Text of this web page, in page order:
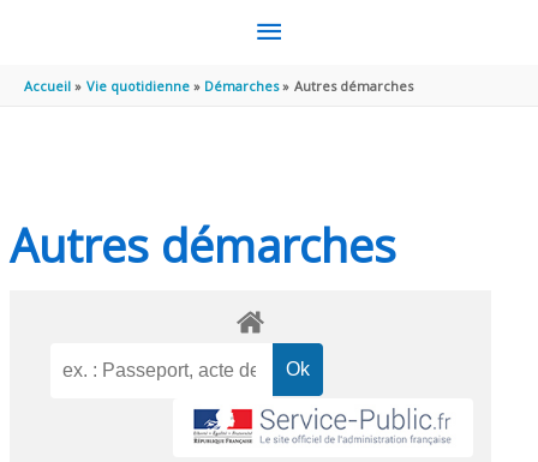
MENU
PRINCIPAL
Accueil Vie quotidienne Démarches Autres démarches
Autres démarches